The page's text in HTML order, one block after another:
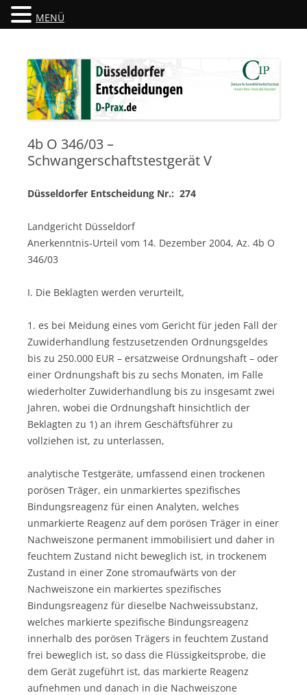
Düsseldorfer Entscheidungen
4b O 346/03 –
Schwangerschaftstestgerät V
Düsseldorfer Entscheidung Nr.: 274
Landgericht Düsseldorf
Anerkenntnis-Urteil vom 14. Dezember 2004, Az. 4b O
346/03
I. Die Beklagten werden verurteilt,
1. es bei Meidung eines vom Gericht für jeden Fall der
Zuwiderhandlung festzusetzenden Ordnungsgeldes
bis zu 250.000 EUR – ersatzweise Ordnungshaft – oder
einer Ordnungshaft bis zu sechs Monaten, im Falle
wiederholter Zuwiderhandlung bis zu insgesamt zwei
Jahren, wobei die Ordnungshaft hinsichtlich der
Beklagten zu 1) an ihrem Geschäftsführer zu
vollziehen ist, zu unterlassen,
analytische Testgeräte, umfassend einen trockenen
porösen Träger, ein unmarkiertes spezifisches
Bindungsreagenz für einen Analyten, welches
unmarkierte Reagenz auf dem porösen Träger in einer
Nachweiszone permanent immobilisiert und daher in
feuchtem Zustand nicht beweglich ist, in trockenem
Zustand in einer Zone stromaufwärts von der
Nachweiszone ein markiertes spezifisches
Bindungsreagenz für dieselbe Nachweissubstanz,
welches markierte spezifische Bindungsreagenz
innerhalb des porösen Trägers in feuchtem Zustand
frei beweglich ist, so dass die Flüssigkeitsprobe, die
dem Gerät zugeführt ist, das markierte Reagenz
aufnehmen und danach in die Nachweiszone
MENÜ